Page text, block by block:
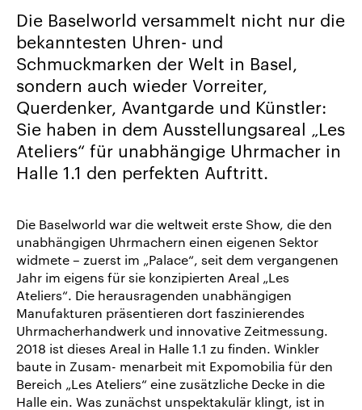
uns
Karriere/Jobs
Referenz-
Index
News
&
Storys
Die Baselworld versammelt nicht nur die
bekanntesten Uhren- und
Schmuckmarken der Welt in Basel,
sondern auch wieder Vorreiter,
Querdenker, Avantgarde und Künstler:
Sie haben in dem Ausstellungsareal „Les
Ateliers“ für unabhängige Uhrmacher in
Halle 1.1 den perfekten Auftritt.
Die Baselworld war die weltweit erste Show, die den
unabhängigen Uhrmachern einen eigenen Sektor
widmete – zuerst im „Palace“, seit dem vergangenen
Jahr im eigens für sie konzipierten Areal „Les
Ateliers“. Die herausragenden unabhängigen
Manufakturen präsentieren dort faszinierendes
Uhrmacherhandwerk und innovative Zeitmessung.
2018 ist dieses Areal in Halle 1.1 zu finden. Winkler
baute in Zusam- menarbeit mit Expomobilia für den
Bereich „Les Ateliers“ eine zusätzliche Decke in die
Halle ein. Was zunächst unspektakulär klingt, ist in